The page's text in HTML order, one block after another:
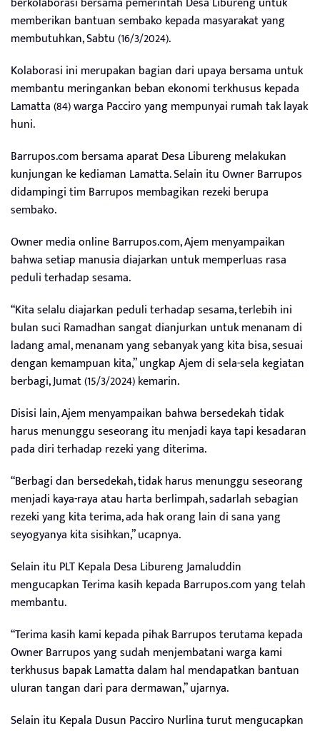
memberikan bantuan sembako kepada masyarakat yang
membutuhkan, Sabtu (16/3/2024).
Kolaborasi ini merupakan bagian dari upaya bersama untuk
membantu meringankan beban ekonomi terkhusus kepada
Lamatta (84) warga Pacciro yang mempunyai rumah tak layak
huni.
Barrupos.com bersama aparat Desa Libureng melakukan
kunjungan ke kediaman Lamatta. Selain itu Owner Barrupos
didampingi tim Barrupos membagikan rezeki berupa
sembako.
Owner media online Barrupos.com, Ajem menyampaikan
bahwa setiap manusia diajarkan untuk memperluas rasa
peduli terhadap sesama.
“Kita selalu diajarkan peduli terhadap sesama, terlebih ini
bulan suci Ramadhan sangat dianjurkan untuk menanam di
ladang amal, menanam yang sebanyak yang kita bisa, sesuai
dengan kemampuan kita,” ungkap Ajem di sela-sela kegiatan
berbagi, Jumat (15/3/2024) kemarin.
Disisi lain, Ajem menyampaikan bahwa bersedekah tidak
harus menunggu seseorang itu menjadi kaya tapi kesadaran
pada diri terhadap rezeki yang diterima.
“Berbagi dan bersedekah, tidak harus menunggu seseorang
menjadi kaya-raya atau harta berlimpah, sadarlah sebagian
rezeki yang kita terima, ada hak orang lain di sana yang
seyogyanya kita sisihkan,” ucapnya.
Selain itu PLT Kepala Desa Libureng Jamaluddin
mengucapkan Terima kasih kepada Barrupos.com yang telah
membantu.
“Terima kasih kami kepada pihak Barrupos terutama kepada
Owner Barrupos yang sudah menjembatani warga kami
terkhusus bapak Lamatta dalam hal mendapatkan bantuan
uluran tangan dari para dermawan,” ujarnya.
Selain itu Kepala Dusun Pacciro Nurlina turut mengucapkan